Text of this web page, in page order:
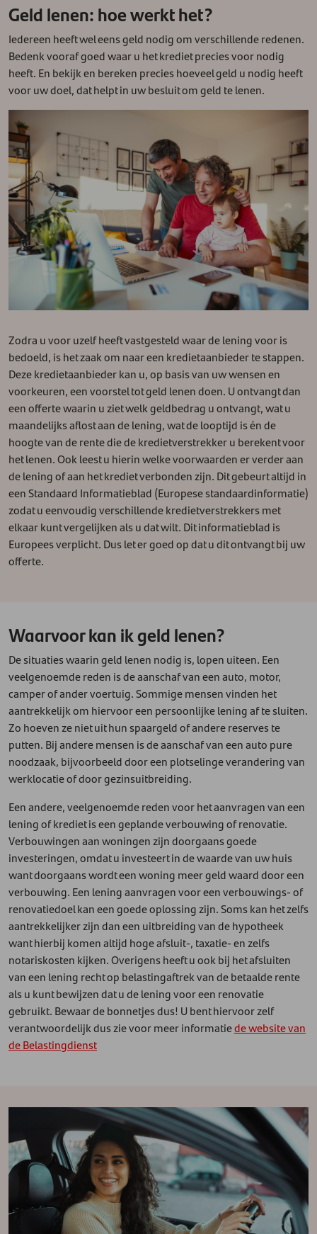
Geld lenen: hoe werkt het?
Iedereen heeft wel eens geld nodig om verschillende redenen.
Bedenk vooraf goed waar u het krediet precies voor nodig
heeft. En bekijk en bereken precies hoeveel geld u nodig heeft
voor uw doel, dat helpt in uw besluit om geld te lenen.
Zodra u voor uzelf heeft vastgesteld waar de lening voor is
bedoeld, is het zaak om naar een kredietaanbieder te stappen.
Deze kredietaanbieder kan u, op basis van uw wensen en
voorkeuren, een voorstel tot geld lenen doen. U ontvangt dan
een offerte waarin u ziet welk geldbedrag u ontvangt, wat u
maandelijks aflost aan de lening, wat de looptijd is én de
hoogte van de rente die de kredietverstrekker u berekent voor
het lenen. Ook leest u hierin welke voorwaarden er verder aan
de lening of aan het krediet verbonden zijn. Dit gebeurt altijd in
een Standaard Informatieblad (Europese standaardinformatie)
zodat u eenvoudig verschillende kredietverstrekkers met
elkaar kunt vergelijken als u dat wilt. Dit informatieblad is
Europees verplicht. Dus let er goed op dat u dit ontvangt bij uw
offerte.
Waarvoor kan ik geld lenen?
De situaties waarin geld lenen nodig is, lopen uiteen. Een
veelgenoemde reden is de aanschaf van een auto, motor,
camper of ander voertuig. Sommige mensen vinden het
aantrekkelijk om hiervoor een persoonlijke lening af te sluiten.
Zo hoeven ze niet uit hun spaargeld of andere reserves te
putten. Bij andere mensen is de aanschaf van een auto pure
noodzaak, bijvoorbeeld door een plotselinge verandering van
werklocatie of door gezinsuitbreiding.
Een andere, veelgenoemde reden voor het aanvragen van een
lening of krediet is een geplande verbouwing of renovatie.
Verbouwingen aan woningen zijn doorgaans goede
investeringen, omdat u investeert in de waarde van uw huis
want doorgaans wordt een woning meer geld waard door een
verbouwing. Een lening aanvragen voor een verbouwings- of
renovatiedoel kan een goede oplossing zijn. Soms kan het zelfs
aantrekkelijker zijn dan een uitbreiding van de hypotheek
want hierbij komen altijd hoge afsluit-, taxatie- en zelfs
notariskosten kijken. Overigens heeft u ook bij het afsluiten
van een lening recht op belastingaftrek van de betaalde rente
als u kunt bewijzen dat u de lening voor een renovatie
gebruikt. Bewaar de bonnetjes dus! U bent hiervoor zelf
verantwoordelijk dus zie voor meer informatiede website van
de Belastingdienst